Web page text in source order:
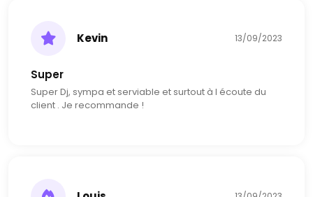
- Éclairage dynamique
- Stroboscope
- Neige carbonique
- Bulles
- Étincelles froides
Kevin 13/09/2023
Super
Super Dj, sympa et serviable et surtout à l écoute du
client . Je recommande !